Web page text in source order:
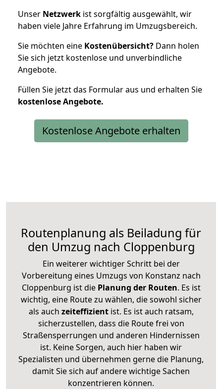
Unser Netzwerk ist sorgfältig ausgewählt, wir
haben viele Jahre Erfahrung im Umzugsbereich.
Sie möchten eine Kostenübersicht? Dann holen
Sie sich jetzt kostenlose und unverbindliche
Angebote.
Füllen Sie jetzt das Formular aus und erhalten Sie
kostenloseAngebote.
Kostenlose Angebote erhalten
Routenplanung als Beiladung für
den Umzug nach Cloppenburg
Ein weiterer wichtiger Schritt bei der
Vorbereitung eines Umzugs von Konstanz nach
Cloppenburg ist diePlanung der Routen. Es ist
wichtig, eine Route zu wählen, die sowohl sicher
als auch zeiteffizientist. Es ist auch ratsam,
sicherzustellen, dass die Route frei von
Straßensperrungen und anderen Hindernissen
ist. Keine Sorgen, auch hier haben wir
Spezialisten und übernehmen gerne die Planung,
damit Sie sich auf andere wichtige Sachen
konzentrieren können.